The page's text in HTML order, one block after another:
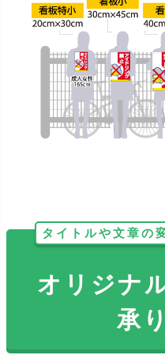
タイトルや文章の
オリジナ
承